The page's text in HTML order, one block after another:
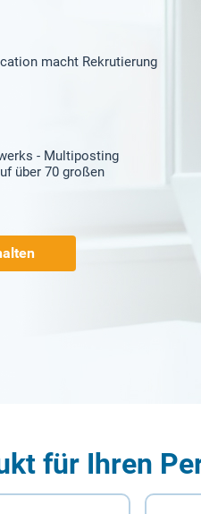
macht Rekrutierung
- Multiposting
über 70 großen
für Ihren